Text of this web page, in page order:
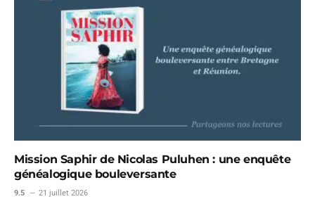
Mission Saphir de Nicolas Puluhen : une enquête
généalogique bouleversante
9.5 21 juillet 2026